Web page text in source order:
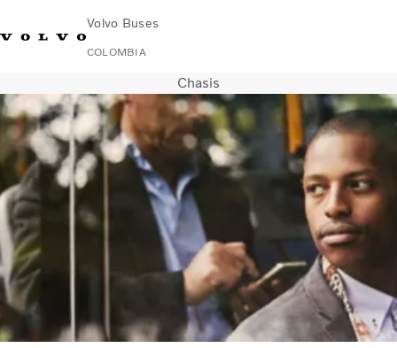
Volvo Buses
COLOMBIA
Buscar concesionarioVolvo Merchandise
Urbano
Carretera
Servicios
¿Por qué elegir Volvo?
Noticias e historias
Contacto
Chasis